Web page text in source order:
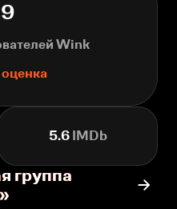
Wink
5.6IMDb
группа